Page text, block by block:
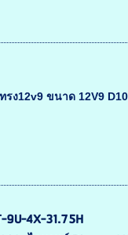
12v9 ขนาด 12V9
9U-4X-31.75H